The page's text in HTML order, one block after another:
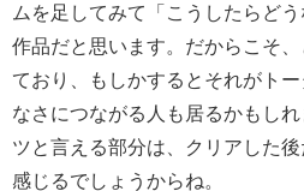
ムを足してみて「こうしたらど
作品だと思います。だからこそ
ており、もしかするとそれがト
なさにつながる人も居るかもし
ツと言える部分は、クリアした
感じるでしょうからね。